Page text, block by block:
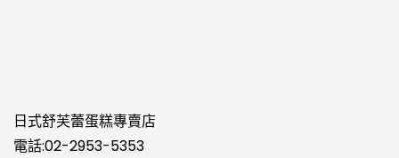
日式舒芙蕾蛋糕專賣店
電話:02-2953-5353